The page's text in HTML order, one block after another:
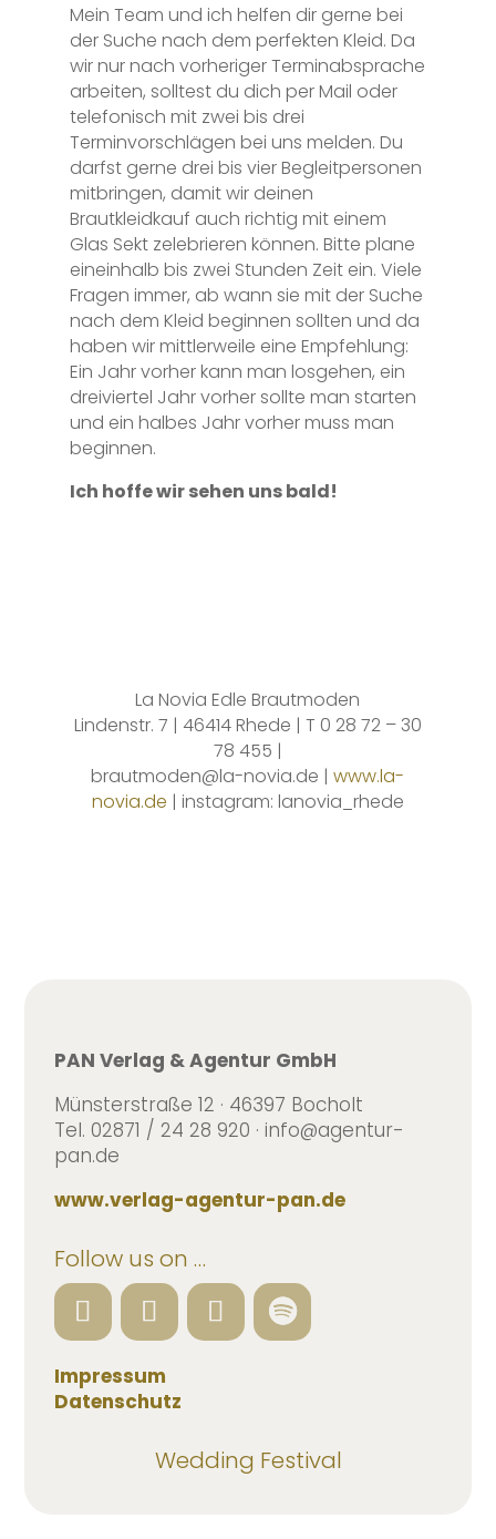
Mein Team und ich helfen dir gerne bei
der Suche nach dem perfekten Kleid. Da
wir nur nach vorheriger Terminabsprache
arbeiten, solltest du dich per Mail oder
telefonisch mit zwei bis drei
Terminvorschlägen bei uns melden. Du
darfst gerne drei bis vier Begleitpersonen
mitbringen, damit wir deinen
Brautkleidkauf auch richtig mit einem
Glas Sekt zelebrieren können. Bitte plane
eineinhalb bis zwei Stunden Zeit ein. Viele
Fragen immer, ab wann sie mit der Suche
nach dem Kleid beginnen sollten und da
haben wir mittlerweile eine Empfehlung:
Ein Jahr vorher kann man losgehen, ein
dreiviertel Jahr vorher sollte man starten
und ein halbes Jahr vorher muss man
beginnen.
Ich hoffe wir sehen uns bald!
La Novia Edle Brautmoden
Lindenstr. 7 | 46414 Rhede | T 0 28 72 – 30
78 455 |
brautmoden@la-novia.de |www.la-
novia.de | instagram: lanovia_rhede
PAN Verlag & Agentur GmbH
Münsterstraße 12 · 46397 Bocholt
Tel. 02871 / 24 28 920 · info@agentur-
pan.de
www.verlag-agentur-pan.de
Follow us on …
Impressum
Datenschutz
Wedding Festival